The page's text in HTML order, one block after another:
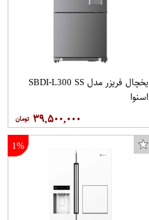
یخچال فریزر مدل SBDI-L300 SS
اسنوا
۳۹,۵۰۰,۰۰۰
1%